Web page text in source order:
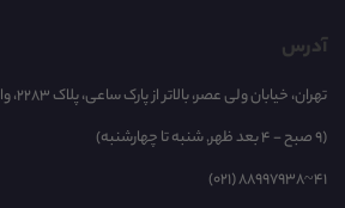
آدرس
تهران، خیابان ولی عصر، بالاتر از پارک ساعی، پلاک 2283، واحد 3
(9 صبح - 4 بعد ظهر, شنبه تا چهارشنبه)
(021) 88997938~41